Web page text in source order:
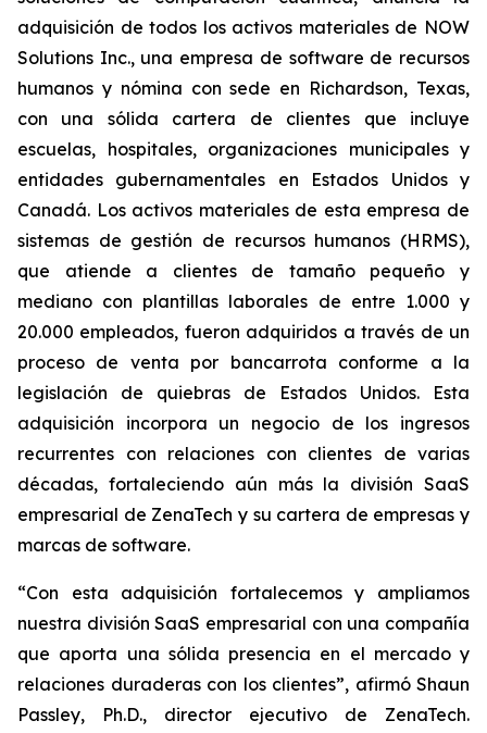
adquisición de todos los activos materiales de NOW
Solutions Inc., una empresa de software de recursos
humanos y nómina con sede en Richardson, Texas,
con una sólida cartera de clientes que incluye
escuelas, hospitales, organizaciones municipales y
entidades gubernamentales en Estados Unidos y
Canadá. Los activos materiales de esta empresa de
sistemas de gestión de recursos humanos (HRMS),
que atiende a clientes de tamaño pequeño y
mediano con plantillas laborales de entre 1.000 y
20.000 empleados, fueron adquiridos a través de un
proceso de venta por bancarrota conforme a la
legislación de quiebras de Estados Unidos. Esta
adquisición incorpora un negocio de los ingresos
recurrentes con relaciones con clientes de varias
décadas, fortaleciendo aún más la división SaaS
empresarial de ZenaTech y su cartera de empresas y
marcas de software.
“Con esta adquisición fortalecemos y ampliamos
nuestra división SaaS empresarial con una compañía
que aporta una sólida presencia en el mercado y
relaciones duraderas con los clientes”, afirmó Shaun
Passley, Ph.D., director ejecutivo de ZenaTech.